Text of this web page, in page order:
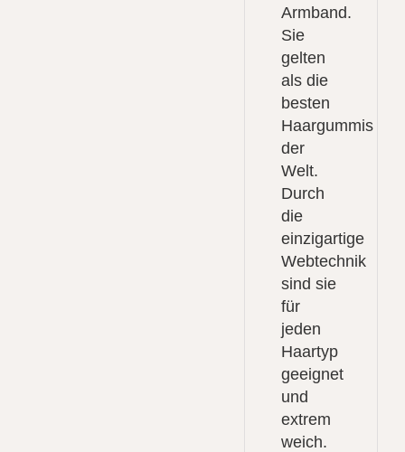
Armband.
Sie
gelten
als die
besten
Haargummis
der
Welt.
Durch
die
einzigartige
Webtechnik
sind sie
für
jeden
Haartyp
geeignet
und
extrem
weich.